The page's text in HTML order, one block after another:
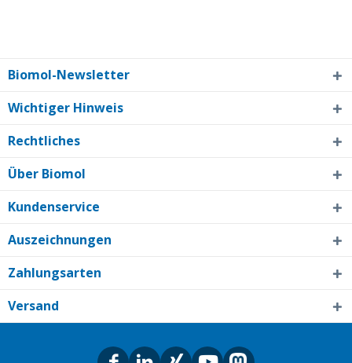
Biomol-Newsletter
Wichtiger Hinweis
Rechtliches
Über Biomol
Kundenservice
Auszeichnungen
Zahlungsarten
Versand